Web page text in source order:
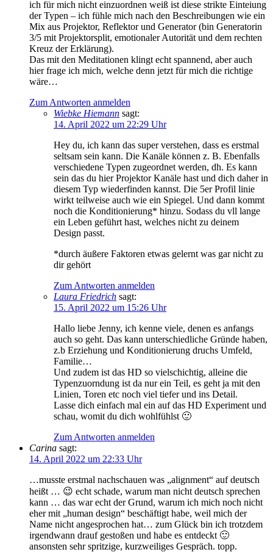
ich für mich nicht einzuordnen weiß ist diese strikte Einteiung
der Typen – ich fühle mich nach den Beschreibungen wie ein
Mix aus Projektor, Reflektor und Generator (bin Generatorin
3/5 mit Projektorsplit, emotionaler Autorität und dem rechten
Kreuz der Erklärung).
Das mit den Meditationen klingt echt spannend, aber auch
hier frage ich mich, welche denn jetzt für mich die richtige
wäre…
Zum Antworten anmelden
Wiebke Hiemann sagt:
14. April 2022 um 22:29 Uhr
Hey du, ich kann das super verstehen, dass es erstmal
seltsam sein kann. Die Kanäle können z. B. Ebenfalls
verschiedene Typen zugeordnet werden, dh. Es kann
sein das du hier Projektor Kanäle hast und dich daher in
diesem Typ wiederfinden kannst. Die 5er Profil linie
wirkt teilweise auch wie ein Spiegel. Und dann kommt
noch die Konditionierung* hinzu. Sodass du vll lange
ein Leben geführt hast, welches nicht zu deinem
Design passt.
*durch äußere Faktoren etwas gelernt was gar nicht zu
dir gehört
Zum Antworten anmelden
Laura Friedrich sagt:
15. April 2022 um 15:26 Uhr
Hallo liebe Jenny, ich kenne viele, denen es anfangs
auch so geht. Das kann unterschiedliche Gründe haben,
z.b Erziehung und Konditionierung druchs Umfeld,
Familie…
Und zudem ist das HD so vielschichtig, alleine die
Typenzuorndung ist da nur ein Teil, es geht ja mit den
Linien, Toren etc noch viel tiefer und ins Detail.
Lasse dich einfach mal ein auf das HD Experiment und
schau, womit du dich wohlfühlst 🙂
Zum Antworten anmelden
Carina sagt:
14. April 2022 um 22:33 Uhr
…musste erstmal nachschauen was „alignment“ auf deutsch
heißt … 😉 echt schade, warum man nicht deutsch sprechen
kann … das war echt der Grund, warum ich mich noch nicht
eher mit „human design“ beschäftigt habe, weil mich der
Name nicht angesprochen hat… zum Glück bin ich trotzdem
irgendwann drauf gestoßen und habe es entdeckt 🙂
ansonsten sehr spritzige, kurzweiliges Gespräch. topp.